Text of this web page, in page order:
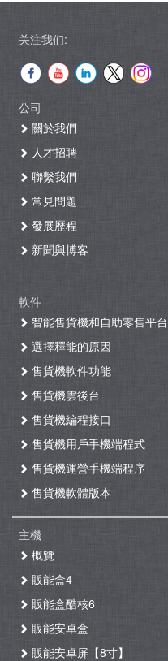
关注我们:
公司
關於我們
人才招聘
聯繫我們
常見問題
發展歷程
新聞與博客
軟件
智能售貨機和自助零售平台
選擇釋能的原因
售貨機軟件功能
售貨機雲後台
售貨機編程接口
售貨機用戶手機端程式
售貨機運營手機端程序
售貨機軟體版本
主機
概覽
販能盒4
販能盒酷核6
販能安卓盒
販能安卓屏【8寸】